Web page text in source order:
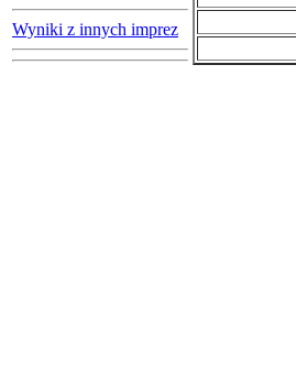
Wyniki z innych imprez